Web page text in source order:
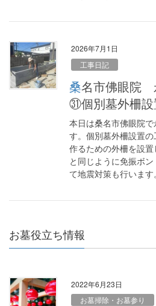
2026年7月1日
工事日記
桑名市佛眼院 永代供養墓工事
㉛個別墓外柵
本日は桑名市佛眼院
す。個別墓外柵設置
作るための外柵を設
と同じように免振ボ
て地震対策も行いま
お墓役立ち情報
2022年6月23日
お墓掃除・お墓参り